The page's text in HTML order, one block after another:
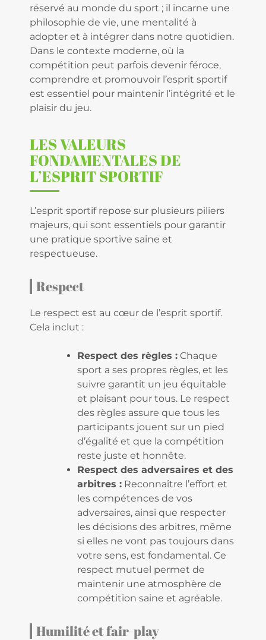
réservé au monde du sport ; il incarne une
philosophie de vie, une mentalité à
adopter et à intégrer dans notre quotidien.
Dans le contexte moderne, où la
compétition peut parfois devenir féroce,
comprendre et promouvoir l’esprit sportif
est essentiel pour maintenir l’intégrité et le
plaisir du jeu.
LES VALEURS
FONDAMENTALES DE
L’ESPRIT SPORTIF
L’esprit sportif repose sur plusieurs piliers
majeurs, qui sont essentiels pour garantir
une pratique sportive saine et
respectueuse.
Respect
Le respect est au cœur de l’esprit sportif.
Cela inclut :
Respect des règles : Chaque
sport a ses propres règles, et les
suivre garantit un jeu équitable
et plaisant pour tous. Le respect
des règles assure que tous les
participants jouent sur un pied
d’égalité et que la compétition
reste juste et honnête.
Respect des adversaires et des
arbitres : Reconnaître l’effort et
les compétences de vos
adversaires, ainsi que respecter
les décisions des arbitres, même
si elles ne vont pas toujours dans
votre sens, est fondamental. Ce
respect mutuel permet de
maintenir une atmosphère de
compétition saine et agréable.
Humilité et fair-play